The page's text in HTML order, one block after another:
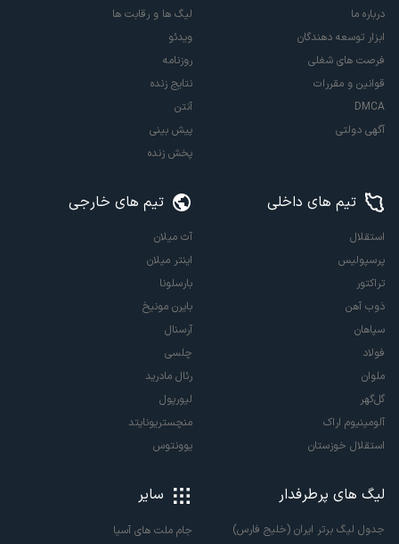
درباره ما
ابزار توسعه دهندگان
فرصت های شغلی
قوانین و مقررات
DMCA
آگهی دولتی
لیگ ها و رقابت ها
ویدئو
روزنامه
نتایج زنده
آنتن
پیش بینی
پخش زنده
تیم های داخلی
استقلال
پرسپولیس
تراکتور
ذوب آهن
سپاهان
فولاد
ملوان
گل‌گهر
آلومینیوم اراک
استقلال خوزستان
تیم های خارجی
آث میلان
اینتر میلان
بارسلونا
بایرن مونیخ
آرسنال
چلسی
رئال مادرید
لیورپول
منچستریونایتد
یوونتوس
لیگ های پرطرفدار
جدول لیگ برتر ایران (خلیج فارس)
سایر
جام ملت های آسیا